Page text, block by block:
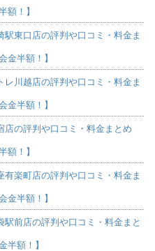
額！】
東口店の評判や口コミ・料金ま
金半額！】
川越店の評判や口コミ・料金ま
金半額！】
店の評判や口コミ・料金まとめ
額！】
楽町店の評判や口コミ・料金ま
金半額！】
前店の評判や口コミ・料金まと
半額！】